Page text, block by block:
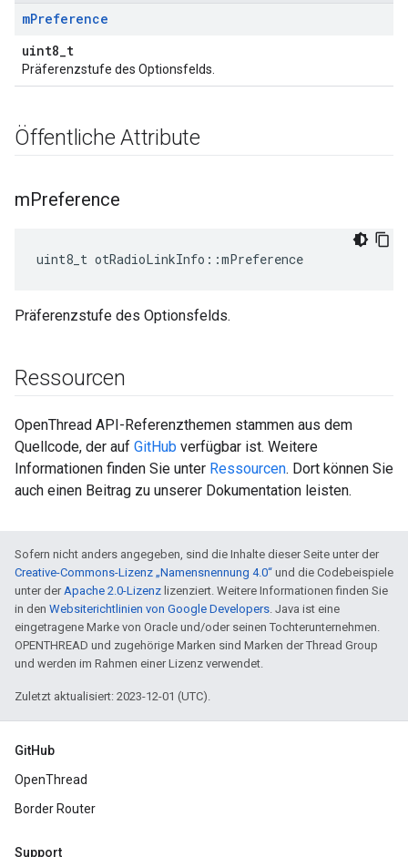
mPreference
uint8_t
Präferenzstufe des Optionsfelds.
Öffentliche Attribute
mPreference
uint8_t otRadioLinkInfo ::mPreference
Präferenzstufe des Optionsfelds.
Ressourcen
OpenThread API-Referenzthemen stammen aus dem
Quellcode, der auf GitHub verfügbar ist. Weitere
Informationen finden Sie unter Ressourcen. Dort können Sie
auch einen Beitrag zu unserer Dokumentation leisten.
Sofern nicht anders angegeben, sind die Inhalte dieser Seite unter der
Creative-Commons-Lizenz „Namensnennung 4.0“ und die Codebeispiele
unter derApache 2.0-Lizenz lizenziert. Weitere Informationen finden Sie
in den Websiterichtlinien von Google Developers. Java ist eine
eingetragene Marke von Oracle und/oder seinen Tochterunternehmen.
OPENTHREAD und zugehörige Marken sind Marken der Thread Group
und werden im Rahmen einer Lizenz verwendet.
Zuletzt aktualisiert: 2023-12-01 (UTC).
GitHub
OpenThread
Border Router
Support